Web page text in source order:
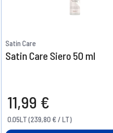
Satin Care
Satin Care Siero 50 ml
11,99 €
0.05LT (239,80 € / LT)